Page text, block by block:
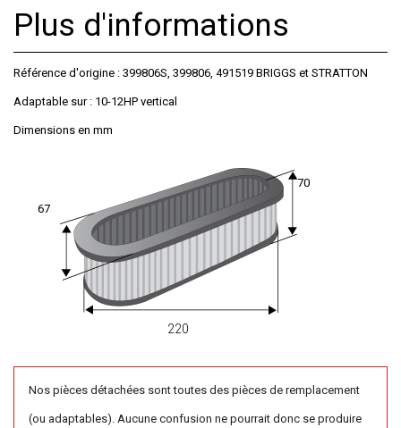
Plus d'informations
Référence d'origine : 399806S, 399806, 491519 BRIGGS et STRATTON
Adaptable sur : 10-12HP vertical
Dimensions en mm
67
70
220
Nos pièces détachées sont toutes des pièces de remplacement
(ou adaptables). Aucune confusion ne pourrait donc se produire